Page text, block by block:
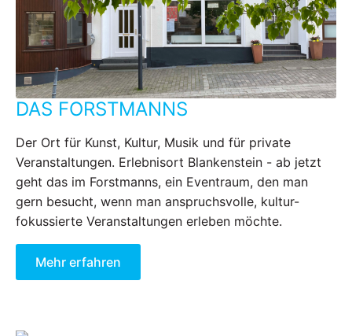
DAS FORSTMANNS
Der Ort für Kunst, Kultur, Musik und für private
Veranstaltungen. Erlebnisort Blankenstein - ab jetzt
geht das im Forstmanns, ein Eventraum, den man
gern besucht, wenn man anspruchsvolle, kultur-
fokussierte Veranstaltungen erleben möchte.
Mehr erfahren